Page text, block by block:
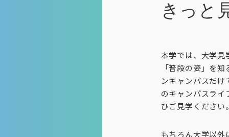
きっと
本学では、大学見
「普段の姿」を
ンキャンパスだ
のキャンパスラ
ひご見学ください
もちろん大学以